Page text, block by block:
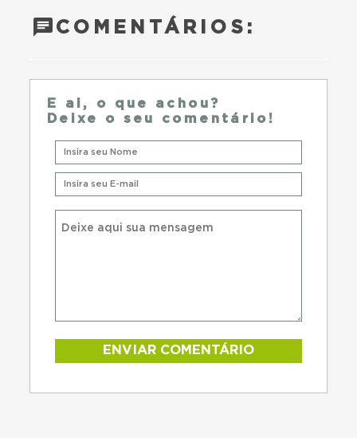
COMENTÁRIOS:
E ai, o que achou?
Deixe o seu comentário!